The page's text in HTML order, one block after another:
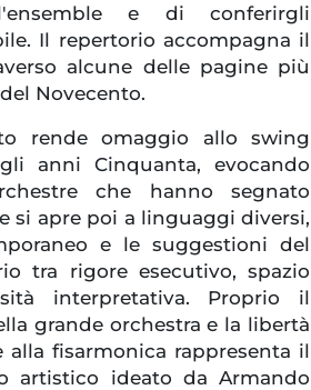
e di conferirgli
Il repertorio accompagna il
alcune delle pagine più
Novecento.
rende omaggio allo swing
anni Cinquanta, evocando
che hanno segnato
si apre poi a linguaggi diversi,
e le suggestioni del
tra rigore esecutivo, spazio
interpretativa. Proprio il
grande orchestra e la libertà
alla fisarmonica rappresenta il
artistico ideato da Armando